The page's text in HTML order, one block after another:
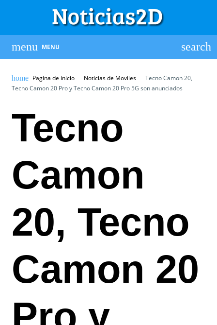
MENU
Pagina de inicio Noticias de Moviles
Tecno Camon 20,
Tecno Camon 20 Pro y Tecno Camon 20 Pro 5G son anunciados
Tecno
Camon
20, Tecno
Camon 20
Pro y